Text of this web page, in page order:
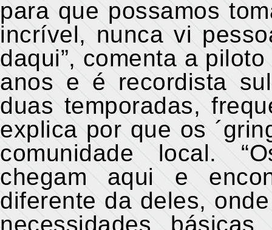
para que possamos
incrível, nunca vi
daqui”, comenta a
anos e é recordista
duas temporadas,
explica por que os
comunidade local.
chegam aqui e
diferente da deles,
necessidades